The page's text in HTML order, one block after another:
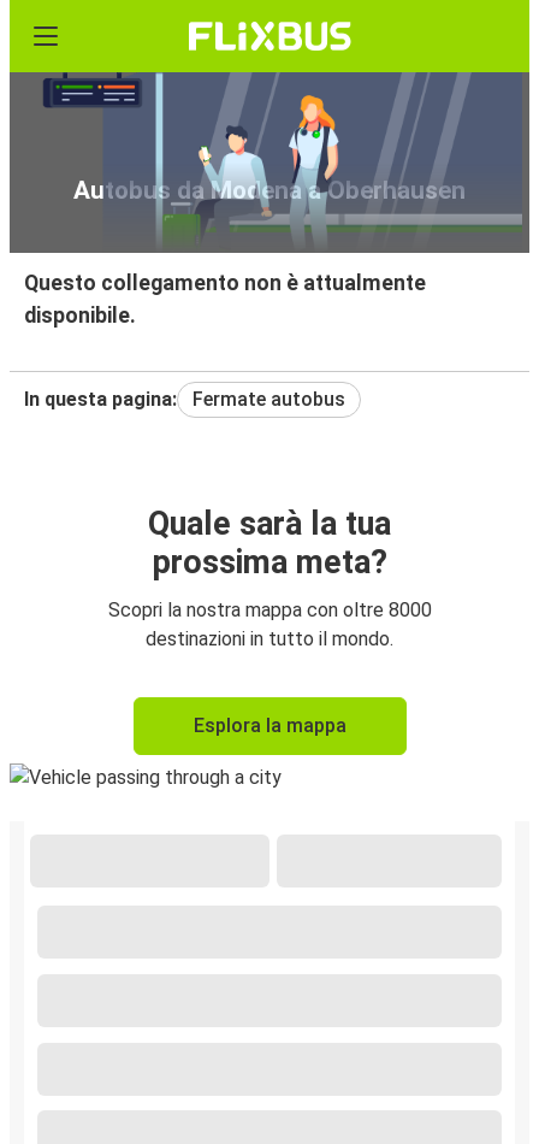
Autobus da Modena a Oberhausen
Questo collegamento non è attualmente
disponibile.
In questa pagina: Fermate autobus
Quale sarà la tua
prossima meta?
Scopri la nostra mappa con oltre 8000
destinazioni in tutto il mondo.
Esplora la mappa